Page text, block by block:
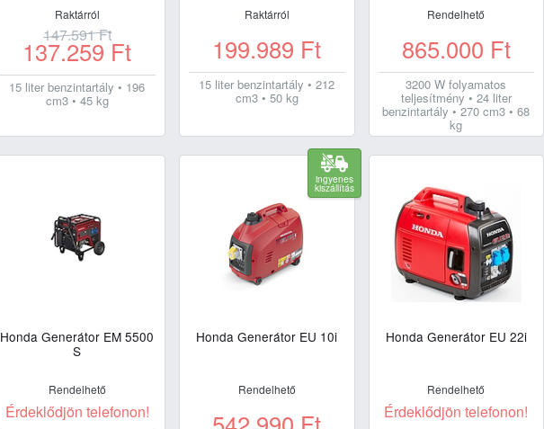
Raktárról
147.591Ft
137.259Ft
15 liter benzintartály • 196
cm3 • 45 kg
Raktárról
199.989 Ft
15 liter benzintartály • 212
cm3 • 50 kg
Rendelhető
865.000 Ft
3200 W folyamatos
teljesítmény • 24 liter
benzintartály • 270 cm3 • 68
kg
Honda Generátor EM 5500
S
Rendelhető
Érdeklődjön telefonon!
ingyenes
kiszállítás
Honda Generátor EU 10i
Rendelhető
Honda Generátor EU 22i
Rendelhető
Érdeklődjön telefonon!